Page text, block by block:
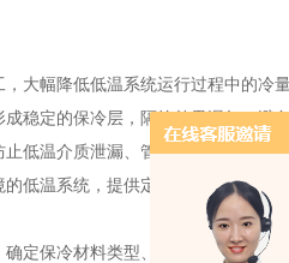
幅降低低温系统运行过程中的冷量
定的保冷层，隔绝外界湿气，避
温介质泄漏、管道冻堵等安全隐
温系统，提供定制化的保冷施工方
保冷材料类型、施工厚度及工艺方